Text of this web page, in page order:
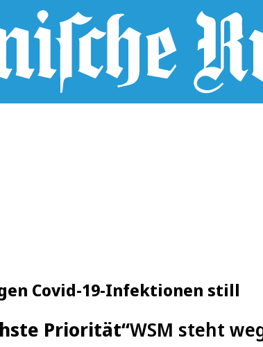
Covid-19-Infektionen still
Priorität“WSM steht